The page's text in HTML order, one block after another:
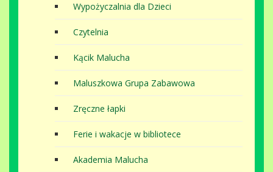
Wypożyczalnia dla Dzieci
Czytelnia
Kącik Malucha
Maluszkowa Grupa Zabawowa
Zręczne łapki
Ferie i wakacje w bibliotece
Akademia Malucha